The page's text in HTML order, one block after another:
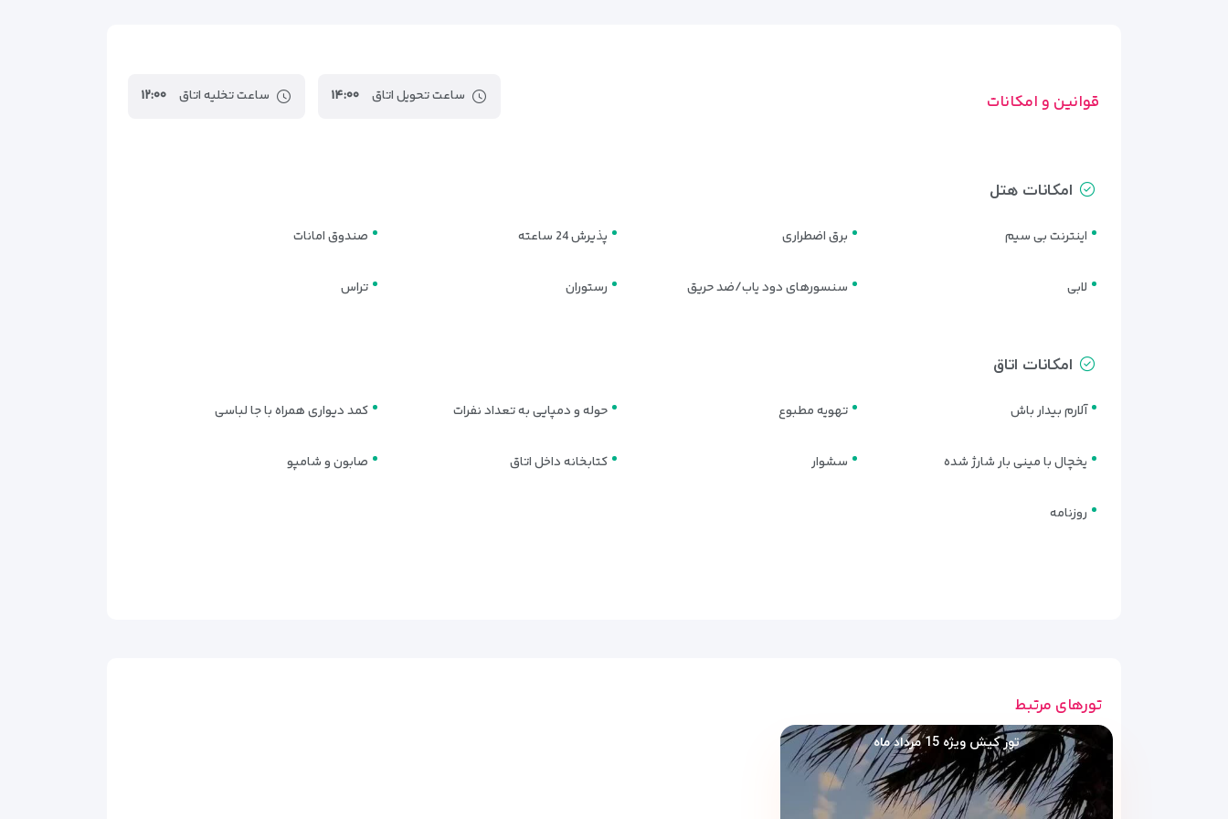
هتل سان‌رایز کیش با ارائه مجموعه‌ای متنوع از اتاق‌ها، امکان انتخاب بهترین گزینه اقامتی را بر اساس
طبیعی و امکانات کامل، تجربه‌ای راحت و دل‌نشین از اقامت در جزیره کیش ارائه می‌کنند.
اتاق دبل استاندارد | Standard Double Room
می‌کند.
اتاق تویین استاندارد | Standard Twin Room
سوئیت خانوادگی | Family Suite
شامل دو اتاق خواب جداگانه و فضای نشیمن، مناسب خانواده‌های بزرگ است. این سوئیت با امکانات کامل، حریم خصوصی و راحتی بیشتر را برای مهمانان فراهم می‌کند و تجربه‌ای لذت‌بخش از
اقامت در هتل سان‌رایز ایجاد می‌کند.
تمام اتاق‌ها و سوئیت‌ها دارایتلویزیون، یخچال، سرویس بهداشتی اختصاصی، تهویه مطبوع و اینترنت رایگان
مهمانان منتقل می‌کند.
قوانین و امکانات ساعت تحویل اتاق ۱۴:۰۰ ساعت تخلیه اتاق ۱۲:۰۰
امکانات هتل
اینترنت بی سیم برق اضطراری پذیرش 24 ساعته صندوق امانات
لابی سنسورهای دود یاب/ضد حریق رستوران تراس
امکانات اتاق
آلارم بیدار باش تهویه مطبوع حوله و دمپایی به تعداد نفرات کمد دیواری همراه با جا لباسی
یخچال با مینی بار شارژ شده سشوار کتابخانه داخل اتاق صابون و شامپو
روزنامه
تورهای مرتبط
تور کیش ویژه 15 مرداد ماه